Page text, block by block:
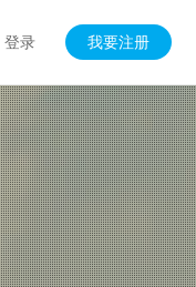
登录 我要注册